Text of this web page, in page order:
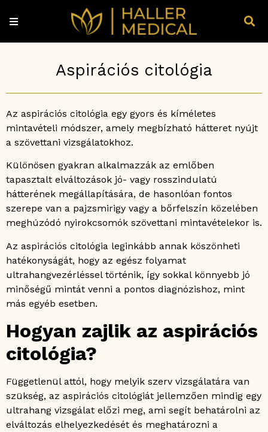
Aspirációs citológia
Az aspirációs citológia egy gyors és kíméletes
mintavételi módszer, amely megbízható hátteret nyújt
a szövettani vizsgálatokhoz.
Különösen gyakran alkalmazzák az emlőben
tapasztalt elváltozások jó- vagy rosszindulatú
hátterének megállapítására, de hasonlóan fontos
szerepe van a pajzsmirigy vagy a bőrfelszín közelében
meghúzódó nyirokcsomók szövettani mintavételekor is.
Az aspirációs citológia leginkább annak köszönheti
hatékonyságát, hogy az egész folyamat
ultrahangvezérléssel történik, így sokkal könnyebb jó
minőségű mintát venni a pontos diagnózishoz, mint
más egyéb esetben.
Hogyan zajlik az aspirációs
citológia?
Függetlenül attól, hogy melyik szerv vizsgálatára van
szükség, az aspirációs citológiát jellemzően mindig egy
ultrahang vizsgálat előzi meg, ami segít behatárolni az
elváltozás elhelyezkedését és meghatározni a